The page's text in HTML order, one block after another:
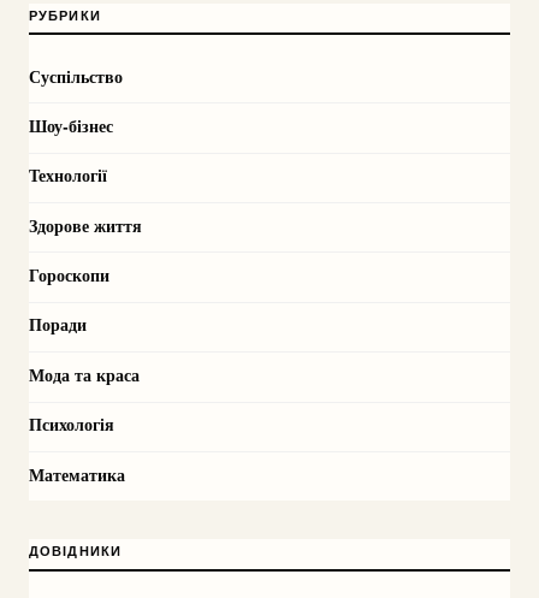
РУБРИКИ
Суспільство
Шоу-бізнес
Технології
Здорове життя
Гороскопи
Поради
Мода та краса
Психологія
Математика
ДОВІДНИКИ